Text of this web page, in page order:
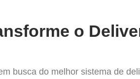
o
busca do melhor sistema de